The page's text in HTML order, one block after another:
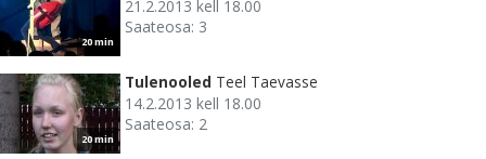
20 min
21.2.2013 kell 18.00
Saateosa: 3
20 min
Tulenooled Teel Taevasse
14.2.2013 kell 18.00
Saateosa: 2